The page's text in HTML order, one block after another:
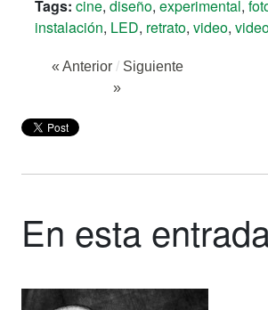
Tags: cine, diseño, experimental,
instalación, LED, retrato, video,
« Anterior / Siguiente
»
En esta